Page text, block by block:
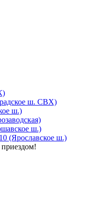
ш. СВХ)
ш.)
ш.)
(Ярославское ш.)